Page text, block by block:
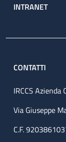
INTRANET
CONTATTI
IRCCS
Via Giuseppe
C.F.